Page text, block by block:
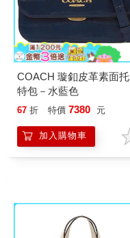
COACH 璇釦皮革素面托
特包－水藍色
67 折 特價 7380 元
加入購物車